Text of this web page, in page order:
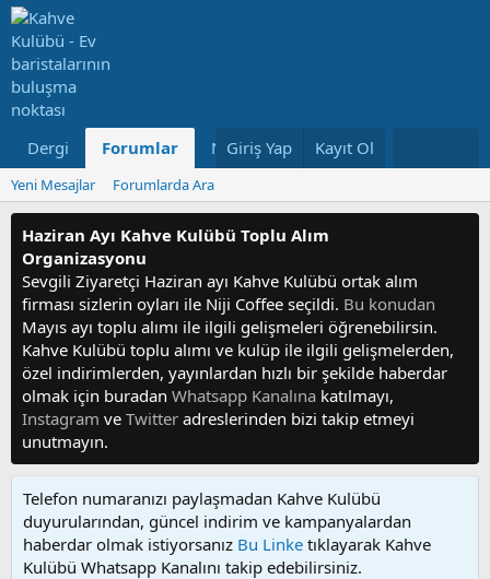
Dergi Forumlar Neler Yeni Kullanıcılar
Giriş Yap Kayıt Ol
Yeni Mesajlar Forumlarda Ara
Haziran Ayı Kahve Kulübü Toplu Alım
Organizasyonu
Sevgili Ziyaretçi Haziran ayı Kahve Kulübü ortak alım
firması sizlerin oyları ile Niji Coffee seçildi. Bu konudan
Mayıs ayı toplu alımı ile ilgili gelişmeleri öğrenebilirsin.
Kahve Kulübü toplu alımı ve kulüp ile ilgili gelişmelerden,
özel indirimlerden, yayınlardan hızlı bir şekilde haberdar
olmak için buradan Whatsapp Kanalına katılmayı,
Instagram ve Twitter adreslerinden bizi takip etmeyi
unutmayın.
Telefon numaranızı paylaşmadan Kahve Kulübü
duyurularından, güncel indirim ve kampanyalardan
haberdar olmak istiyorsanız Bu Linke tıklayarak Kahve
Kulübü Whatsapp Kanalını takip edebilirsiniz.